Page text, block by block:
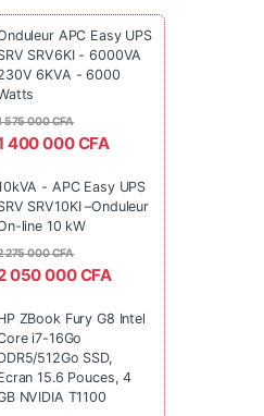
APC Easy UPS
SRV6KI - 6000VA
6KVA - 6000
400 000CFA
575 000CFA
- APC Easy UPS
SRV10KI –Onduleur
line 10 kW
050 000CFA
275 000CFA
ZBook Fury G8 Intel
i7-16Go
512Go SSD,
15.6 Pouces, 4
NVIDIA T1100